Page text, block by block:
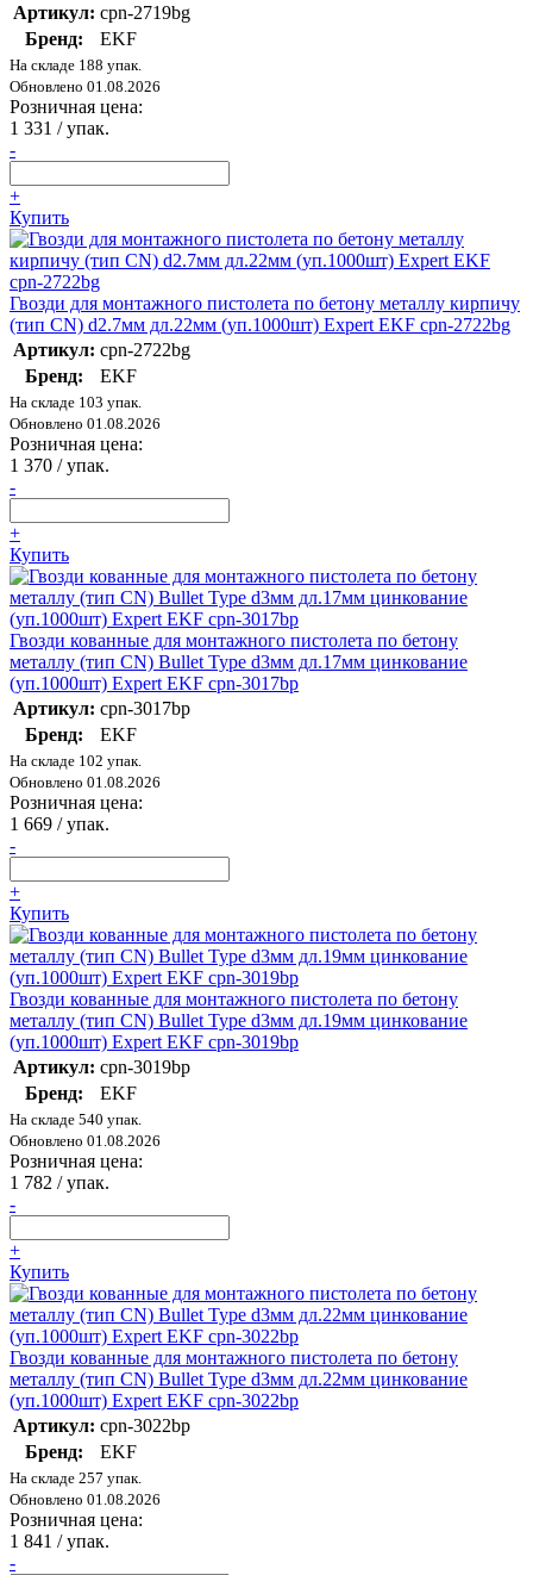
Артикул: cpn-2719bg
Бренд:
EKF
На складе 188 упак.
Обновлено 01.08.2026
Розничная цена:
1 331 / упак.
-
+
Купить
Гвозди для монтажного пистолета по бетону металлу кирпичу
(тип CN) d2.7мм дл.22мм (уп.1000шт) Expert EKF cpn-2722bg
Артикул: cpn-2722bg
Бренд:
EKF
На складе 103 упак.
Обновлено 01.08.2026
Розничная цена:
1 370 / упак.
-
+
Купить
Гвозди кованные для монтажного пистолета по бетону
металлу (тип CN) Bullet Type d3мм дл.17мм цинкование
(уп.1000шт) Expert EKF cpn-3017bp
Артикул: cpn-3017bp
Бренд:
EKF
На складе 102 упак.
Обновлено 01.08.2026
Розничная цена:
1 669 / упак.
-
+
Купить
Гвозди кованные для монтажного пистолета по бетону
металлу (тип CN) Bullet Type d3мм дл.19мм цинкование
(уп.1000шт) Expert EKF cpn-3019bp
Артикул: cpn-3019bp
Бренд:
EKF
На складе 540 упак.
Обновлено 01.08.2026
Розничная цена:
1 782 / упак.
-
+
Купить
Гвозди кованные для монтажного пистолета по бетону
металлу (тип CN) Bullet Type d3мм дл.22мм цинкование
(уп.1000шт) Expert EKF cpn-3022bp
Артикул: cpn-3022bp
Бренд:
EKF
На складе 257 упак.
Обновлено 01.08.2026
Розничная цена:
1 841 / упак.
-